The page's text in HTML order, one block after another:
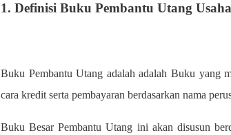
1. Definisi Buku Pembantu Utang Usaha
Buku Pembantu Utang adalah adalah Buku yang
cara kredit serta pembayaran berdasarkan nama
Buku Besar Pembantu Utang ini akan disusun